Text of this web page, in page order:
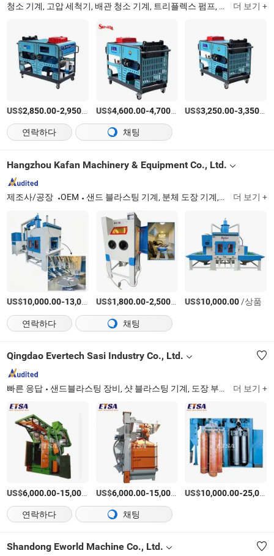
청소 기계, 고압 세척기, 배관 청소 기계, 트리플렉스 펌프, 수중 펌프, 가솔린 디젤 발전기, 건설 기계, 플런저 펌프, 배수 청소 기계, 정원 도구 더 보기 +
US$2,850.00-2,950.00 /세트
US$4,600.00-4,700.00 /세트
US$3,250.00-3,350.00
연락하다
채팅
Hangzhou Kafan Machinery & Equipment Co., Ltd.
제조사/공장 OEM 샌드 블라스팅 기계, 분체 도장 기계, 분체 도장 장비, 분체 도장 기계 더 보기 +
US$10,000.00-13,000.00 /상품
US$1,800.00-2,500.00 /상품
US$10,000.00/상품
연락하다
채팅
Qingdao Evertech Sasi Industry Co., Ltd.
빠른 응답 샌드블라스팅 장비, 샷 블라스팅 기계, 도장 부스, 압력 용기, 주조 장비, 샌드블라스팅 룸, 복합재 오토클레이브, 고무 오토클레이브, 수지 샌드 재활용 라인, 샌드 믹서 더 보기 +
US$6,000.00-15,000.00 /세트
US$6,000.00-15,000.00 /세트
US$10,000.00-25,000.00
연락하다 채팅
Shandong Eworld Machine Co., Ltd.